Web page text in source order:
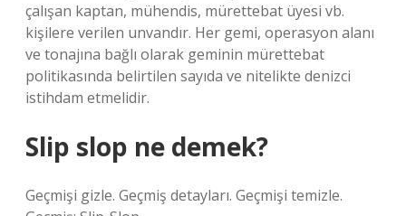
çalışan kaptan, mühendis, mürettebat üyesi vb.
kişilere verilen unvandır. Her gemi, operasyon alanı
ve tonajına bağlı olarak geminin mürettebat
politikasında belirtilen sayıda ve nitelikte denizci
istihdam etmelidir.
Slip slop ne demek?
Geçmişi gizle. Geçmiş detayları. Geçmişi temizle.